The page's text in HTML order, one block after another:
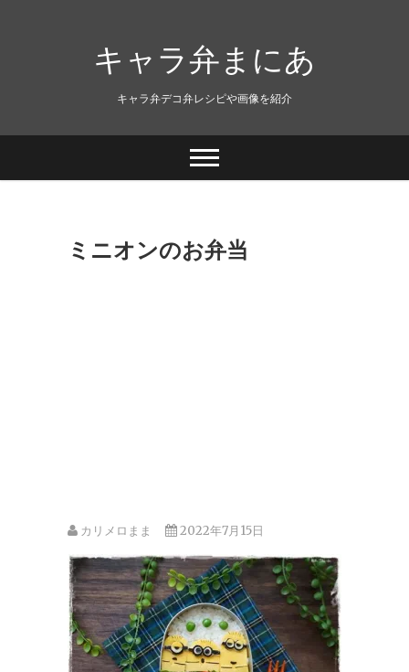
キャラ弁まにあ
キャラ弁デコ弁レシピや画像を紹介
ミニオンのお弁当
カリメロまま 2022年7月15日